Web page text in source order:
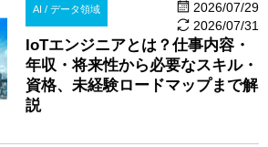
AI / データ領域
2026/07/29
2026/07/31
IoTエンジニアとは？仕事内容・
年収・将来性から必要なスキル・
資格、未経験ロードマップまで解
説